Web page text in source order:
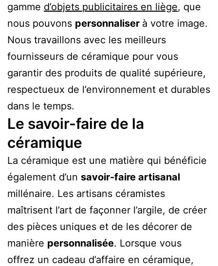
gamme d’objets publicitaires en liège, que
nous pouvons personnaliser à votre image.
Nous travaillons avec les meilleurs
fournisseurs de céramique pour vous
garantir des produits de qualité supérieure,
respectueux de l’environnement et durables
dans le temps.
Le savoir-faire de la
céramique
La céramique est une matière qui bénéficie
également d’un savoir-faire artisanal
millénaire. Les artisans céramistes
maîtrisent l’art de façonner l’argile, de créer
des pièces uniques et de les décorer de
manière personnalisée. Lorsque vous
offrez un cadeau d’affaire en céramique,